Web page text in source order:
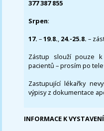
377 387 855
Srpen:
17. –19.8., 24.-25.8. –
Zástup slouží pouze k
pacientů – prosím po
Zastupující lékařky
výpisy z dokumentace
INFORMACE K